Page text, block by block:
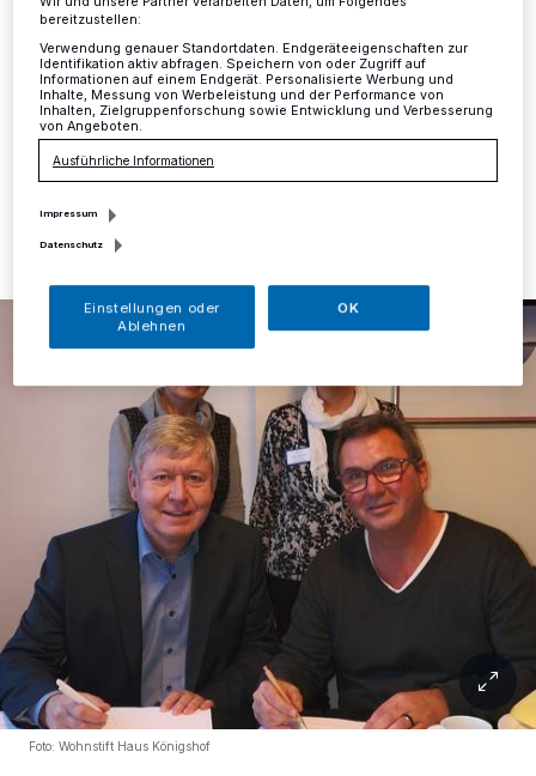
Kreis·Die gute Zusammenarbeit des Wohnstifts Haus
Königshof mit dem Franziskus-Hospiz Hochdahl
wurde jetzt mit einem Kooperationsvertrag gekürt.
Foto: Wohnstift Haus Königshof
bereitzustellen:
Verwendung genauer Standortdaten. Endgeräteeigenschaften zur
Identifikation aktiv abfragen. Speichern von oder Zugriff auf
Informationen auf einem Endgerät. Personalisierte Werbung und
Inhalte, Messung von Werbeleistung und der Performance von
Inhalten, Zielgruppenforschung sowie Entwicklung und Verbesserung
von Angeboten.
Ausführliche Informationen
Impressum
Datenschutz
Einstellungen oder
Ablehnen
OK